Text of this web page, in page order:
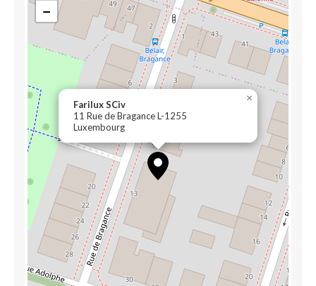
Farilux SCiv
11 Rue de Bragance L-1255
Luxembourg
×
−